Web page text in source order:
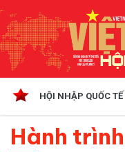
HỘI NHẬP QUỐC TẾ
Hành